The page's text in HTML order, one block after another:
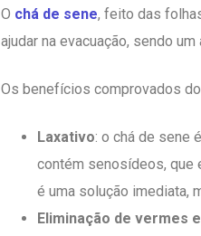
O chá de sene, feito das
ajudar na evacuação, sendo
Os benefícios comprovados do
Laxativo: o chá de sene
contém senosídeos, que
é uma solução imediata,
Eliminação de vermes